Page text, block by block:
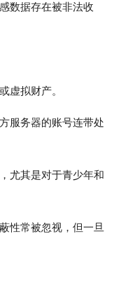
数据存在被非法收
虚拟财产。
服务器的账号连带处
尤其是对于青少年和
性常被忽视，但一旦